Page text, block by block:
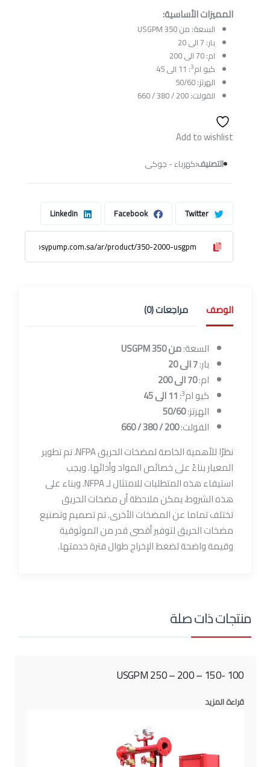
المميزات الأساسية:
السعة: من 350 USGPM
بار: 7 الى 20
ام: 70 الى 200
كيو ام3: 11 الى 45
الهرتز: 50/60
الفولت: 200 / 380 / 660
Add to wishlist
التصنيف:كهرباء - جوكى
Twitter
Facebook
Linkedin
الوصف مراجعات (0)
السعة:من 350 USGPM
بار:7 الى 20
ام:70 الى 200
كيو ام3
:11 الى 45
الهرتز:50/60
الفولت:200 / 380 / 660
نظرًا للأهمية الخاصة لمضخات الحريق NFPA، تم تطوير
المعيار بناءً على خصائص المواد وأدائها. ويجب
استيفاء هذه المتطلبات للامتثال لـ NFPA. وبناء على
هذه الشروط، يمكن ملاحظة أن مضخات الحريق
تختلف تماما عن المضخات الأخرى. تم تصميم وتصنيع
مضخات الحريق لتوفير أقصى قدر من الموثوقية
وقيمة واضحة لضغط الإخراج طوال فترة خدمتها.
منتجات ذات صلة
100 -150 – 200 – 250 USGPM
قراءة المزيد